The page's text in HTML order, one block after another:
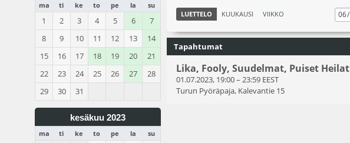
ma ti ke to pe la su
1 2 3 4 5 6
7
8
9 10 11 12 13
14
15
16 17 18 19 20
21
22
23 24 25 26 27
28
29
30 31
kesäkuu 2023
ma ti ke to pe la su
LUETTELO KUUKAUSI VIIKKO
Tapahtumat
Lika, Fooly, Suudelmat, Puiset Heilat
01.07.2023, 19:00– 23:59 EEST
Turun Pyöräpaja, Kalevantie 15